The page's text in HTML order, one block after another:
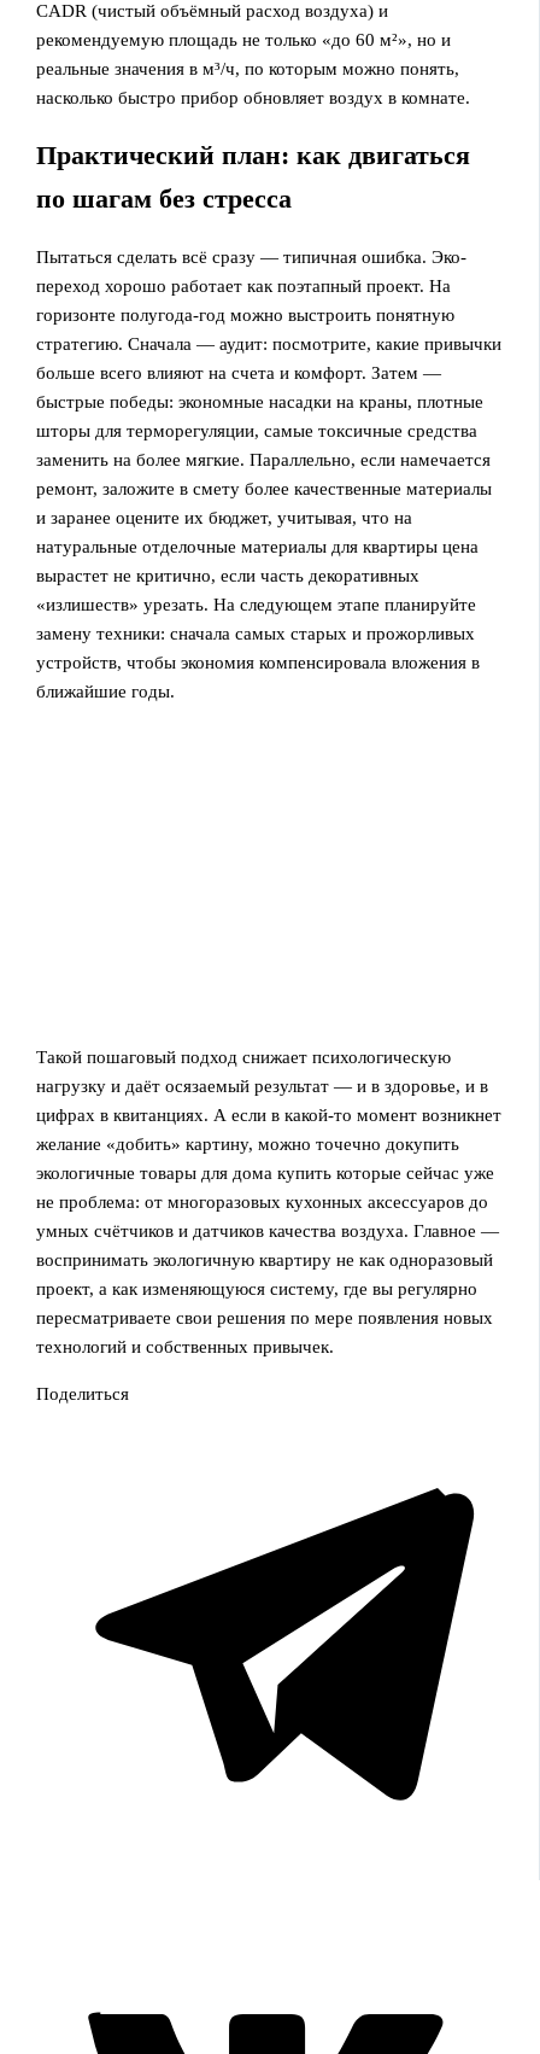
CADR (чистый объёмный расход воздуха) и
рекомендуемую площадь не только «до 60 м²», но и
реальные значения в м³/ч, по которым можно понять,
насколько быстро прибор обновляет воздух в комнате.
Практический план: как двигаться
по шагам без стресса
Пытаться сделать всё сразу — типичная ошибка. Эко-
переход хорошо работает как поэтапный проект. На
горизонте полугода-год можно выстроить понятную
стратегию. Сначала — аудит: посмотрите, какие привычки
больше всего влияют на счета и комфорт. Затем —
быстрые победы: экономные насадки на краны, плотные
шторы для терморегуляции, самые токсичные средства
заменить на более мягкие. Параллельно, если намечается
ремонт, заложите в смету более качественные материалы
и заранее оцените их бюджет, учитывая, что на
натуральные отделочные материалы для квартиры цена
вырастет не критично, если часть декоративных
«излишеств» урезать. На следующем этапе планируйте
замену техники: сначала самых старых и прожорливых
устройств, чтобы экономия компенсировала вложения в
ближайшие годы.
Такой пошаговый подход снижает психологическую
нагрузку и даёт осязаемый результат — и в здоровье, и в
цифрах в квитанциях. А если в какой-то момент возникнет
желание «добить» картину, можно точечно докупить
экологичные товары для дома купить которые сейчас уже
не проблема: от многоразовых кухонных аксессуаров до
умных счётчиков и датчиков качества воздуха. Главное —
воспринимать экологичную квартиру не как одноразовый
проект, а как изменяющуюся систему, где вы регулярно
пересматриваете свои решения по мере появления новых
технологий и собственных привычек.
Поделиться